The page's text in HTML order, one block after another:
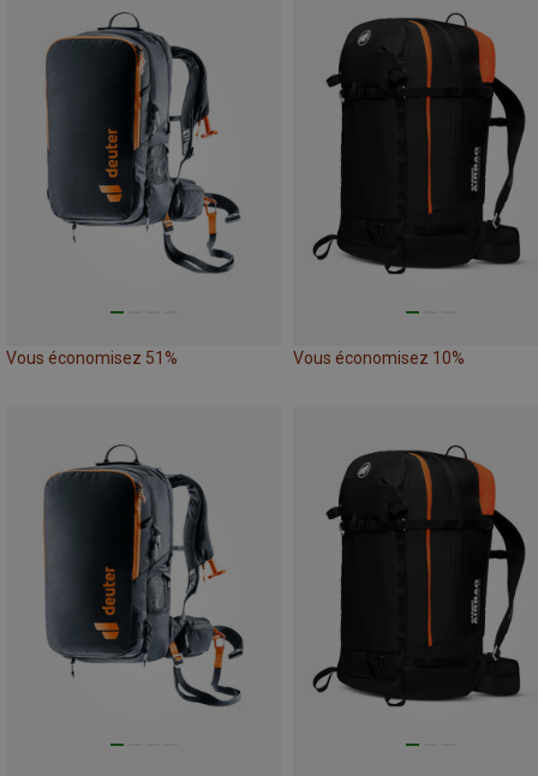
Vous économisez 51% Vous économisez 10%